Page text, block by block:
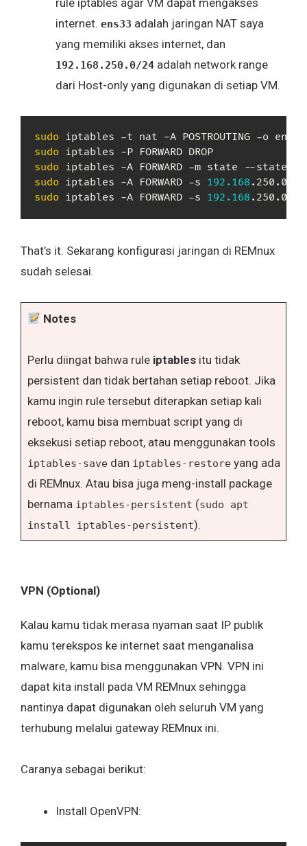
internet. ens33 adalah jaringan NAT saya
yang memiliki akses internet, dan
192.168.250.0/24 adalah network range
dari Host-only yang digunakan di setiap VM.
sudo iptables -t nat -A POSTROUTING -o
sudo
sudo
sudo iptables -A FORWARD -s 192.168
sudo iptables -A FORWARD -s 192.168.250.0/
That’s it. Sekarang konfigurasi jaringan di REMnux
sudah selesai.
Notes
Perlu diingat bahwa rule iptablesitu tidak
persistent dan tidak bertahan setiap reboot. Jika
kamu ingin rule tersebut diterapkan setiap kali
reboot, kamu bisa membuat script yang di
eksekusi setiap reboot, atau menggunakan tools
iptables-savedan iptables-restoreyang ada
di REMnux. Atau bisa juga meng-install package
bernama iptables-persistent (sudo apt
install iptables-persistent).
VPN (Optional)
Kalau kamu tidak merasa nyaman saat IP publik
kamu terekspos ke internet saat menganalisa
malware, kamu bisa menggunakan VPN. VPN ini
dapat kita install pada VM REMnux sehingga
nantinya dapat digunakan oleh seluruh VM yang
terhubung melalui gateway REMnux ini.
Caranya sebagai berikut:
Install OpenVPN: